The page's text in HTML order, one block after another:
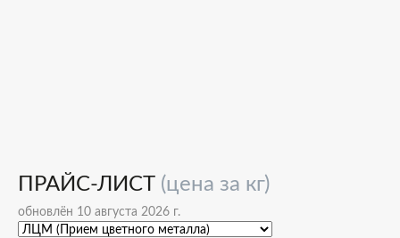
ПРАЙС-ЛИСТ (цена за кг)
обновлён 10 августа 2026 г.